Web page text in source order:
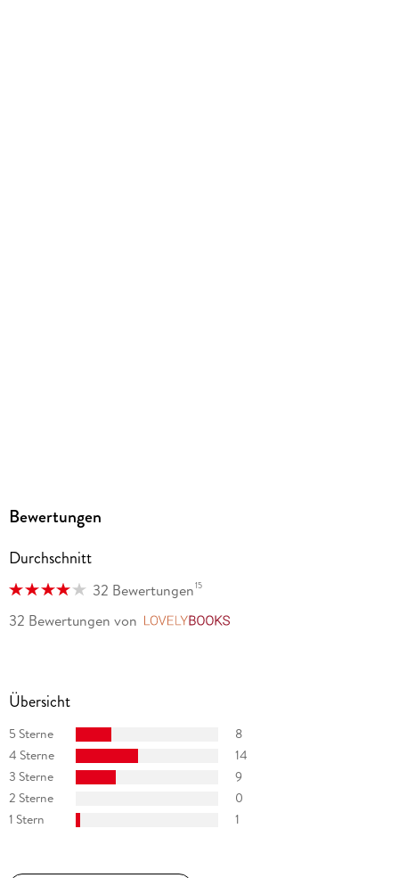
Bewertungen
Durchschnitt
32 Bewertungen15
32 Bewertungen von
Übersicht
5 Sterne
8
4 Sterne
14
3 Sterne
9
2 Sterne
0
1 Stern
1